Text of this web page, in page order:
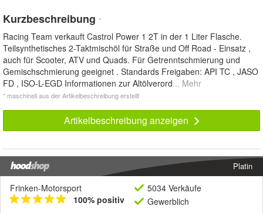
Kurzbeschreibung *
Racing Team verkauft Castrol Power 1 2T in der 1 Liter Flasche.
Teilsynthetisches 2-Taktmischöl für Straße und Off Road - Einsatz ,
auch für Scooter, ATV und Quads. Für Getrenntschmierung und
Gemischschmierung geeignet . Standards Freigaben: API TC , JASO
FD , ISO-L-EGD Informationen zur Altölverord... Mehr
* maschinell aus der Artikelbeschreibung erstellt
Artikelbeschreibung anzeigen
Platin
Frinken-Motorsport
100% positiv
5034 Verkäufe
Gewerblich